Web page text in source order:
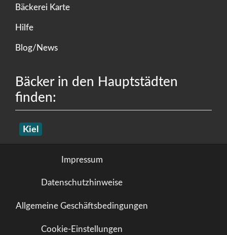
Bäckerei Karte
Hilfe
Blog/News
Bäcker in den Hauptstädten
finden:
Kiel
Impressum
Datenschutzhinweise
Allgemeine Geschäftsbedingungen
Cookie-Einstellungen